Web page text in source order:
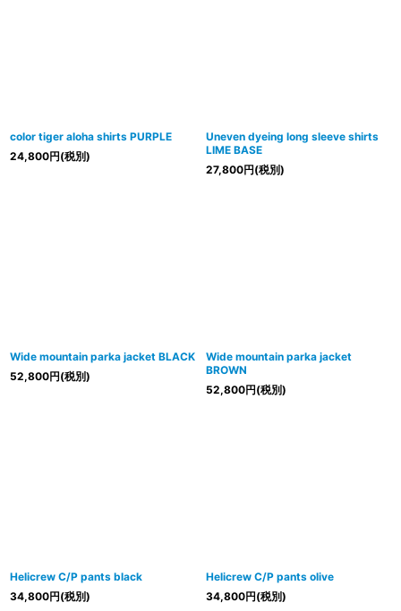
color tiger aloha shirts PURPLE
24,800円(税別)
Uneven dyeing long sleeve shirts
LIME BASE
27,800円(税別)
Wide mountain parka jacket BLACK
52,800円(税別)
Wide mountain parka jacket
BROWN
52,800円(税別)
Helicrew C/P pants black
34,800円(税別)
Helicrew C/P pants olive
34,800円(税別)